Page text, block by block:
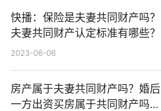
快播：保险是夫妻共同财产吗？
夫妻共同财产认定标准有哪些？
2023-06-06
房产属于夫妻共同财产吗？婚后
一方出资买房属于共同财产吗？-